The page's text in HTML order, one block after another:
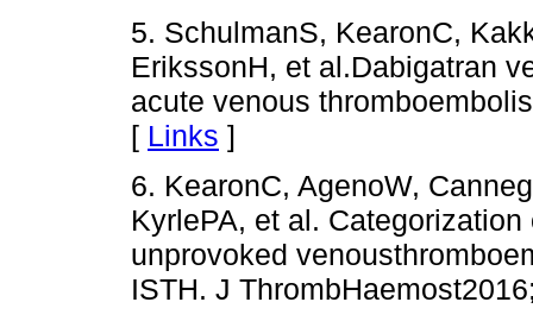
5. SchulmanS, KearonC,
ErikssonH, et al.Dabigatran
acute venous
[ Links ]
6. KearonC, AgenoW,
KyrlePA, et al.
unprovoked
ISTH. J